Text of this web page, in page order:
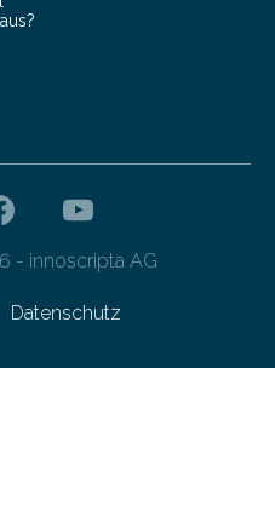
- innoscripta AG
Datenschutz